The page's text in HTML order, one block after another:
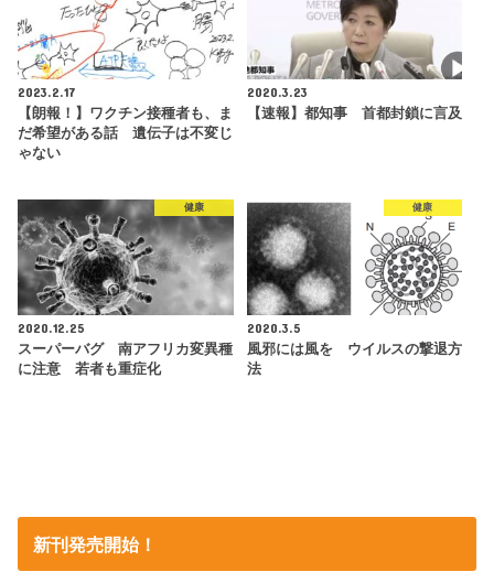
2023.2.17
【朗報！】ワクチン接種者も、ま
だ希望がある話 遺伝子は不変じ
ゃない
2020.3.23
【速報】都知事 首都封鎖に言及
健康
2020.12.25
スーパーバグ 南アフリカ変異種
に注意 若者も重症化
健康
2020.3.5
風邪には風を ウイルスの撃退方
法
新刊発売開始！